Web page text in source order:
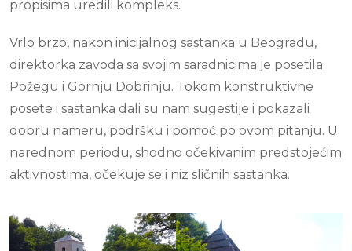
propisima uredili kompleks.
Vrlo brzo, nakon inicijalnog sastanka u Beogradu,
direktorka zavoda sa svojim saradnicima je posetila
Požegu i Gornju Dobrinju. Tokom konstruktivne
posete i sastanka dali su nam sugestije i pokazali
dobru nameru, podršku i pomoć po ovom pitanju. U
narednom periodu, shodno očekivanim predstojećim
aktivnostima, očekuje se i niz sličnih sastanka.